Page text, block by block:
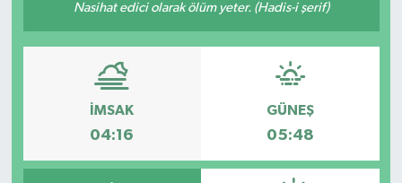
Nasihat edici olarak ölüm yeter. (Hadis-i şerif)
İMSAK
04:16
GÜNEŞ
05:48